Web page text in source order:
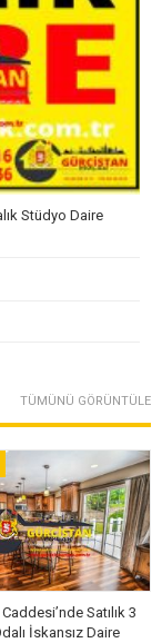
Stüdyo Daire
TÜMÜNÜ GÖRÜNTÜLE
Satılık 3
İskansız Daire